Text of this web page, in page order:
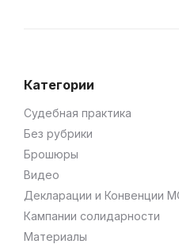
Категории
Cудебная практика
Без рубрики
Брошюры
Видео
Декларации и Конвенции
Кампании солидарности
Материалы